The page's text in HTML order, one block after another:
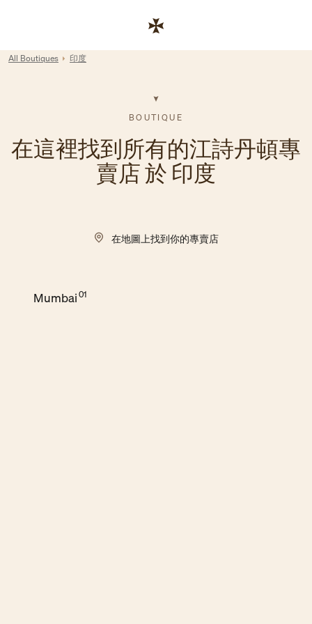
Return to Nav
All Boutiques 印度
BOUTIQUE
在這裡找到所有的江詩丹頓專
賣店 於 印度
在地圖上找到你的專賣店
Mumbai